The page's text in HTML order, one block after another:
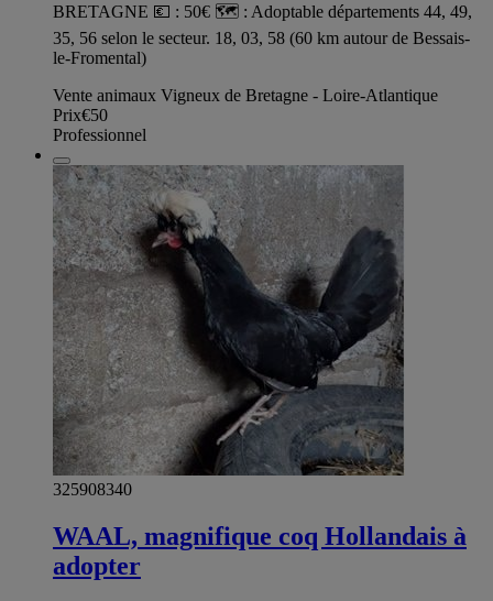
BRETAGNE 💶 : 50€ 🗺️ : Adoptable départements 44, 49,
35, 56 selon le secteur. 18, 03, 58 (60 km autour de Bessais-
le-Fromental)
Vente animaux Vigneux de Bretagne - Loire-Atlantique
Prix€50
Professionnel
325908340
WAAL, magnifique coq Hollandais à
adopter